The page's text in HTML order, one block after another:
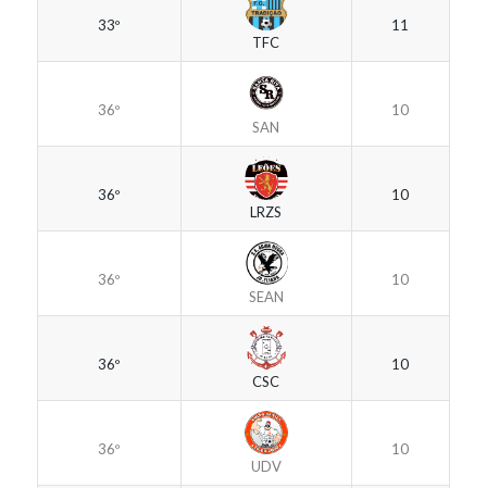
33º
TFC
11
36º
SAN
10
36º
LRZS
10
36º
SEAN
10
36º
CSC
10
36º
UDV
10